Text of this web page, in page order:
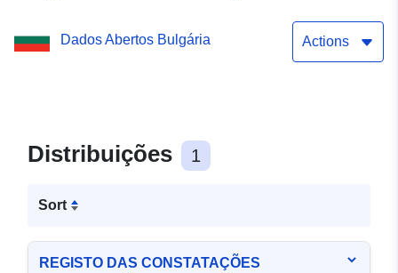
Dados Abertos Bulgária Actions
Distribuições 1
Sort
REGISTO DAS CONSTATAÇÕES